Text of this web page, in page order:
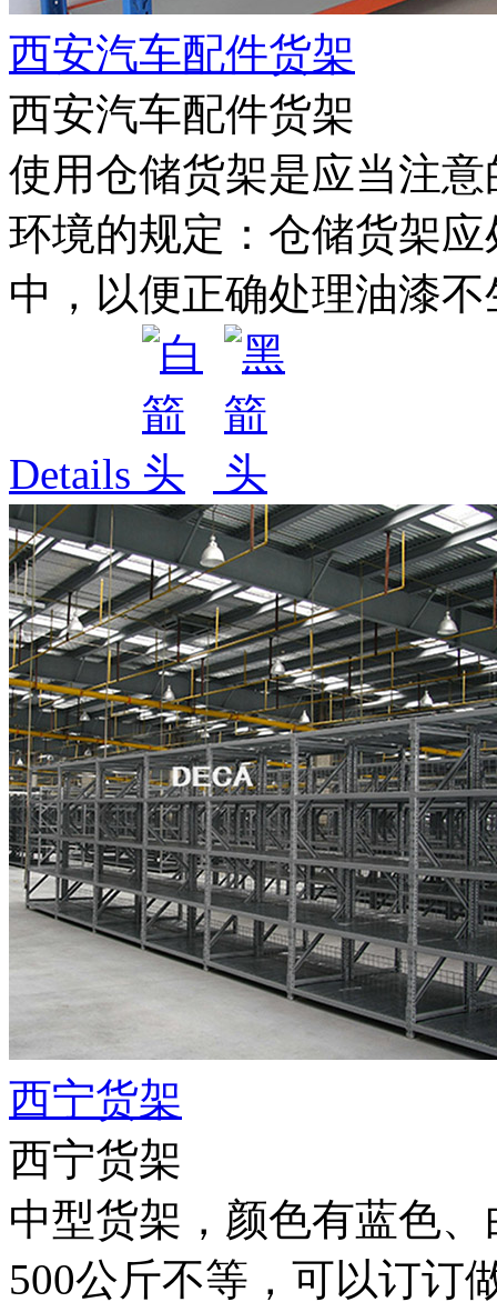
西安汽车配件货架
西安汽车配件货架
使用仓储货架是应当注
环境的规定：仓储货架
中，以便正确处理油漆
Details
西宁货架
西宁货架
中型货架，颜色有蓝色
500公斤不等，可以订订